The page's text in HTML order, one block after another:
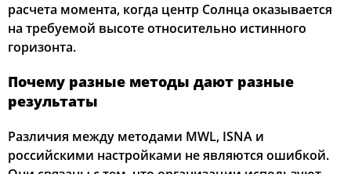
расчета момента, когда центр Солнца оказывается
на требуемой высоте относительно истинного
горизонта.
Почему разные методы дают разные
результаты
Различия между методами MWL, ISNA и
российскими настройками не являются ошибкой.